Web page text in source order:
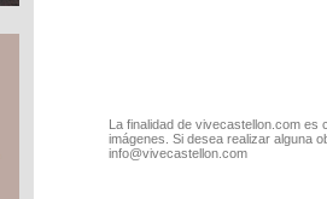
La finalidad de vivecastellon.com
imágenes. Si desea realizar alguna
info@vivecastellon.com